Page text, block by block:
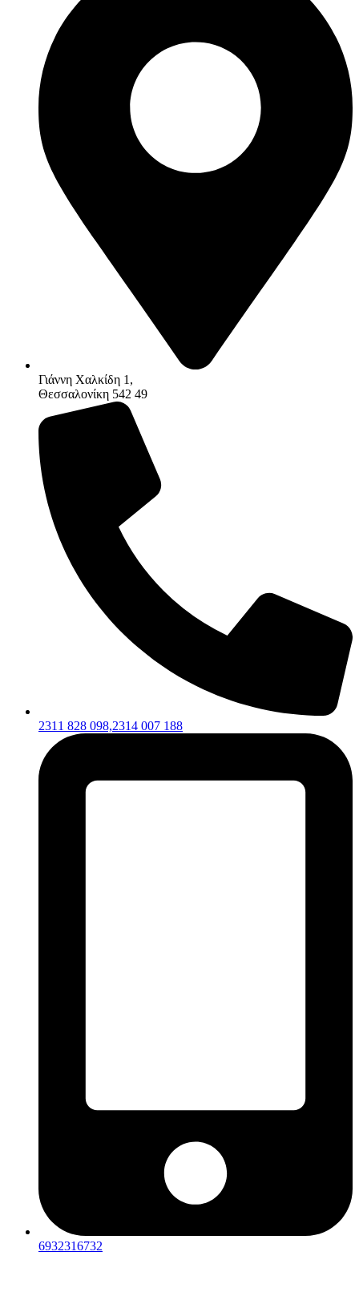
Γιάννη Χαλκίδη 1,
Θεσσαλονίκη 542 49
2311 828 098,2314 007 188
6932316732